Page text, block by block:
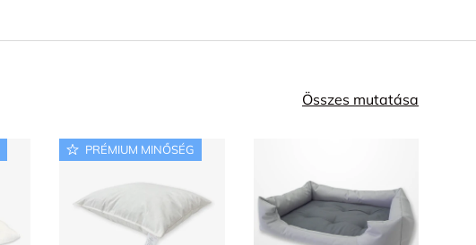
Összes mutatása
PRÉMIUM MINŐSÉG